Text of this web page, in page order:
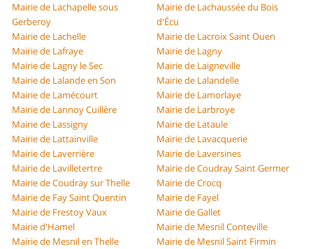
Mairie de Lachapelle sous
Gerberoy
Mairie de Lachaussée du Bois
d'Écu
Mairie de Lachelle
Mairie de Lacroix Saint Ouen
Mairie de Lafraye
Mairie de Lagny
Mairie de Lagny le Sec
Mairie de Laigneville
Mairie de Lalande en Son
Mairie de Lalandelle
Mairie de Lamécourt
Mairie de Lamorlaye
Mairie de Lannoy Cuillère
Mairie de Larbroye
Mairie de Lassigny
Mairie de Lataule
Mairie de Lattainville
Mairie de Lavacquerie
Mairie de Laverrière
Mairie de Laversines
Mairie de Lavilletertre
Mairie de Coudray Saint Germer
Mairie de Coudray sur Thelle
Mairie de Crocq
Mairie de Fay Saint Quentin
Mairie de Fayel
Mairie de Frestoy Vaux
Mairie de Gallet
Mairie d'Hamel
Mairie de Mesnil Conteville
Mairie de Mesnil en Thelle
Mairie de Mesnil Saint Firmin